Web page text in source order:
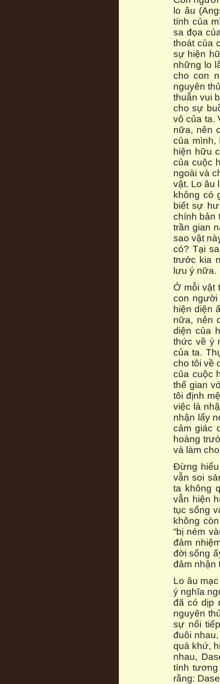
lo âu
tính của
sa đọa
thoát của
sự hiện
những lo
cho con
nguyên
thuẫn vui
cho sự
vô của ta.
nữa, nên
của mình,
hiện hữu
của cuộc
ngoài và
vật. Lo âu
không có
biết sự
chính bản
trần gian
sao vật
có? Tại
trước kia
lưu ý nữa.
Ở mỗi vật
con người
hiện diện
nữa, nên
diện của
thức về ý
của ta.
cho tôi về
của cuộc
thế gian
tôi định
việc là
nhận lấy
cảm giác
hoàng
và làm
Đừng
vẫn soi
ta không
vẫn hiện
tục sống
không
“bị ném
đảm
đời sống
đảm nhận
Lo âu
ý nghĩa
đã có dịp
nguyên
sự nối
đuôi
quá khứ,
nhau,
tính
rằng: